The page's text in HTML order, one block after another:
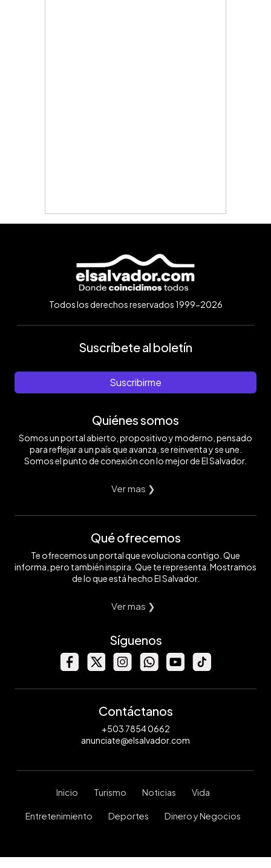
Todos los derechos reservados 1999-2026
Suscríbete al boletín
Suscribirme
Quiénes somos
Somos un portal abierto, propositivo y moderno, pensado
para reflejar a un país que avanza, se reinventa y se une.
Somos el punto de conexión con lo mejor de El Salvador.
Ver mas ❯
Qué ofrecemos
Te ofrecemos un portal que evoluciona contigo. Que
informa, pero también inspira. Que te representa. Mostramos
de lo que está hecho El Salvador.
Ver mas ❯
Síguenos
Contáctanos
+503 7854 0662
anunciate@elsalvador.com
Inicio Turismo Noticias Vida
Entretenimiento Deportes Dinero y Negocios